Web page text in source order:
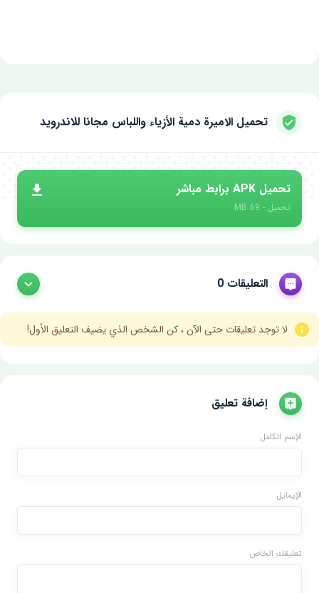
تحميل الاميرة دمية الأزياء واللباس مجانا للاندرويد
تحميل APK برابط مباشر
تحميل - 69 MB
التعليقات 0
لا توجد تعليقات حتى الآن ، كن الشخص الذي يضيف التعليق الأول!
إضافة تعليق
الإسم الكامل
الإيمايل
تعليقك الخاص